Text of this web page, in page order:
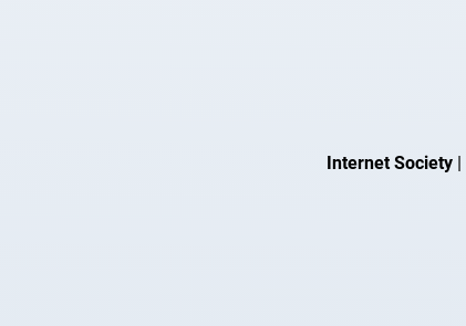
Internet Society |